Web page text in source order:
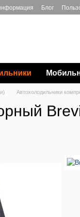
Блог
Автохолодильники